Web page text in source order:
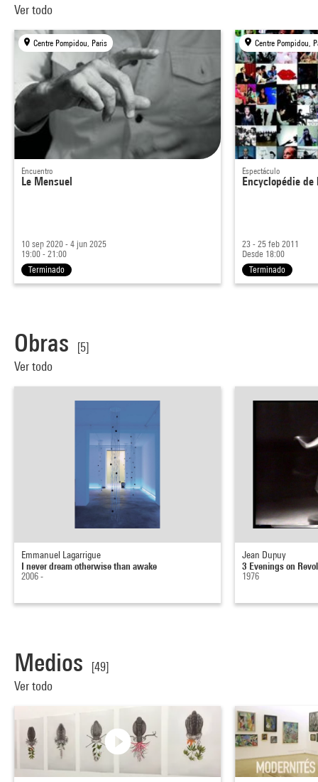
Ver todo
Centre Pompidou, Paris
Encuentro
Le Mensuel
10 sep 2020 - 4 jun 2025
19:00 - 21:00
Terminado
Centre Pompidou,
Espectáculo
Encyclopédie de
23 - 25 feb 2011
Desde 18:00
Terminado
Obras
[5]
Ver todo
Emmanuel Lagarrigue
I never dream otherwise than awake
2006 -
Jean Dupuy
3 Evenings on
1976
Medios
[49]
Ver todo